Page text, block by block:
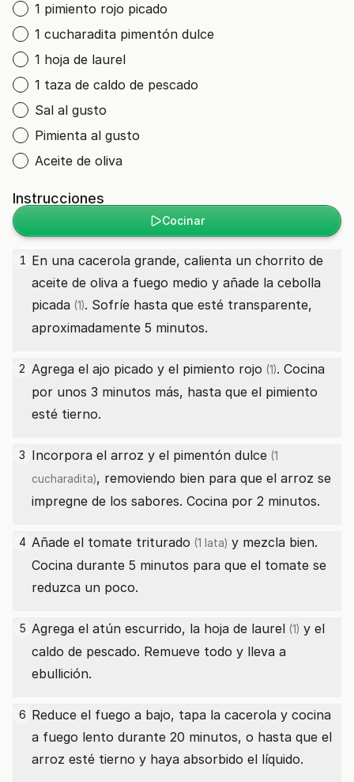
1 pimiento rojo picado
1 cucharadita pimentón dulce
1 hoja de laurel
1 taza de caldo de pescado
Sal al gusto
Pimienta al gusto
Aceite de oliva
Instrucciones
Cocinar
1 En una cacerola grande, calienta un chorrito de
aceite de oliva a fuego medio y añade la cebolla
picada (1). Sofríe hasta que esté transparente,
aproximadamente 5 minutos.
2 Agrega el ajo picado y el pimiento rojo (1). Cocina
por unos 3 minutos más, hasta que el pimiento
esté tierno.
3 Incorpora el arroz y el pimentón dulce (1
cucharadita), removiendo bien para que el arroz se
impregne de los sabores. Cocina por 2 minutos.
4 Añade el tomate triturado (1 lata) y mezcla bien.
Cocina durante 5 minutos para que el tomate se
reduzca un poco.
5 Agrega el atún escurrido, la hoja de laurel (1) y el
caldo de pescado. Remueve todo y lleva a
ebullición.
6 Reduce el fuego a bajo, tapa la cacerola y cocina
a fuego lento durante 20 minutos, o hasta que el
arroz esté tierno y haya absorbido el líquido.